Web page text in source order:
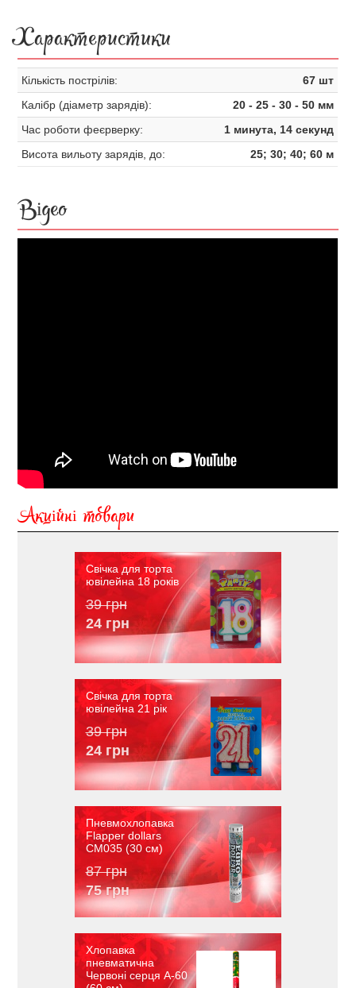
Характеристики
Кількість пострілів:
67 шт
Калібр (діаметр зарядів):
20 - 25 - 30 - 50 мм
Час роботи феєрверку:
1 минута, 14 секунд
Висота вильоту зарядів, до:
25; 30; 40; 60 м
Відео
Акційні товари
Свічка для торта
ювілейна 18 років
39 грн
24 грн
Свічка для торта
ювілейна 21 рік
39 грн
24 грн
Пневмохлопавка
Flapper dollars
CM035 (30 см)
87 грн
75 грн
Хлопавка
пневматична
Червоні серця A-60